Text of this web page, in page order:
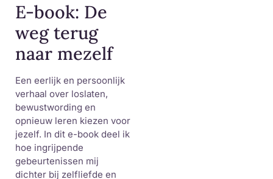
E-book: De
weg terug
naar mezelf
Een eerlijk en persoonlijk
verhaal over loslaten,
bewustwording en
opnieuw leren kiezen voor
jezelf. In dit e-book deel ik
hoe ingrijpende
gebeurtenissen mij
dichter bij zelfliefde en